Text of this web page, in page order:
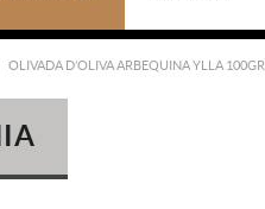
OLIVADA D’OLIVA ARBEQUINA YLLA 100GR